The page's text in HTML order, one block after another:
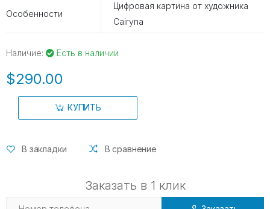
Особенности
Цифровая картина от художника
Cairyna
Наличие: Есть в наличии
$290.00
КУПИТЬ
В закладки В сравнение
Заказать в 1 клик